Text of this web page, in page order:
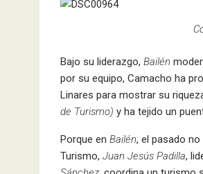
Bajo su liderazgo, Bailén
por su equipo, Camacho ha
Linares para mostrar su
de Turismo) y ha tejido un
Porque en Bailén, el pasado
Turismo, Juan Jesús Padilla,